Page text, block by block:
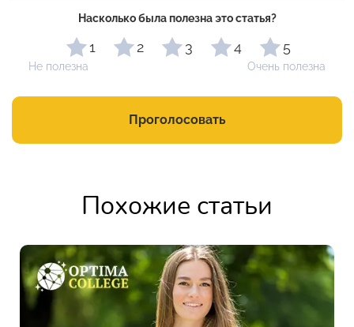
Насколько была полезна это статья?
1 2 3 4 5
Не полезна Очень полезна
Проголосовать
Похожие статьи